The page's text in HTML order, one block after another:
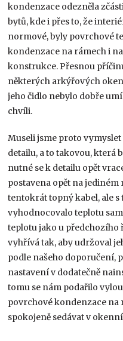
kondenzace odezněla
bytů, kde i přes to, že
normové, byly povrchové
kondenzace na rámech i
konstrukce. Přesnou
některých arkýřových
jeho čidlo nebylo dobře
chvíli.
Museli jsme proto
detailu, a to takovou, která
nutné se k detailu opět
postavena opět na
tentokrát topný kabel, ale
vyhodnocovalo teplotu
teplotu jako u předchozího
vyhřívá tak, aby udržoval
podle našeho doporučení,
nastavení v dodatečně
tomu se nám podařilo
povrchové kondenzace na
spokojeně sedávat v